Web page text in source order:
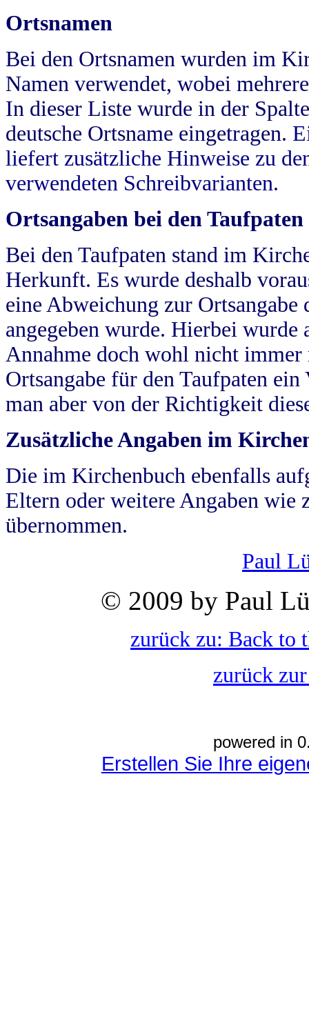
Ortsnamen
Bei den Ortsnamen wurden im
Namen verwendet, wobei
In dieser Liste wurde in der
deutsche Ortsname eingetragen.
liefert zusätzliche Hinweise zu
verwendeten Schreibvarianten.
Ortsangaben bei den Taufpaten
Bei den Taufpaten stand im
Herkunft. Es wurde deshalb
eine Abweichung zur
angegeben wurde. Hierbei wurde
Annahme doch wohl nicht
Ortsangabe für den Taufpaten
man aber von der Richtigkeit
Zusätzliche Angaben im
Die im Kirchenbuch ebenfalls
Eltern oder weitere Angaben wie
übernommen.
Paul
© 2009 by Paul
zurück zu: Back to
zurück
powered in
Erstellen Sie Ihre